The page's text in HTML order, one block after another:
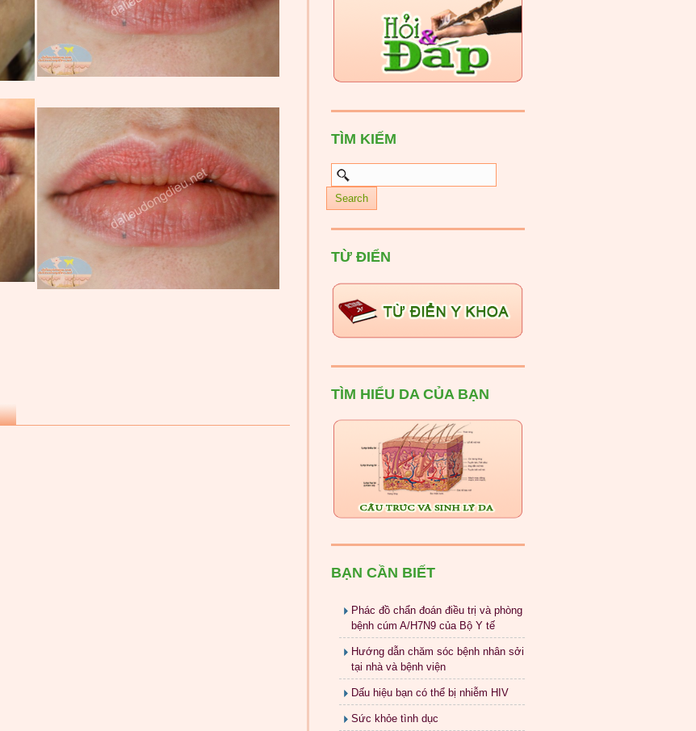
TÌM KIẾM
TỪ ĐIỂN
TÌM HIỂU DA CỦA BẠN
BẠN CẦN BIẾT
Phác đồ chẩn đoán điều trị và phòng
bệnh cúm A/H7N9 của Bộ Y tế
Hướng dẫn chăm sóc bệnh nhân sởi
tại nhà và bệnh viện
Dấu hiệu bạn có thể bị nhiễm HIV
Sức khỏe tình dục